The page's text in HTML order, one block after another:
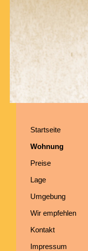
Startseite
Wohnung
Preise
Lage
Umgebung
Wir empfehlen
Kontakt
Impressum